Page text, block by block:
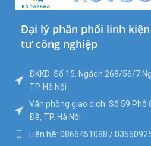
Đại lý phân phối linh
tư công nghiệp
ĐKKD: Số 15, Ngách 268/56/7
TP. Hà Nội
Văn phòng giao dịch: Số 59
Đề, TP. Hà Nội
Liên hệ: 0866451088 /